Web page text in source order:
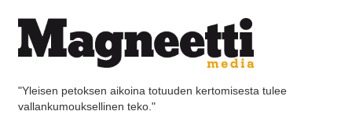
"Yleisen petoksen aikoina totuuden kertomisesta tulee
vallankumouksellinen teko."